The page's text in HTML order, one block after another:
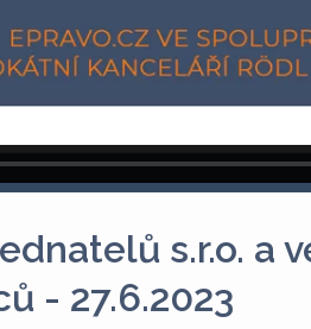
s.r.o. a
- 27.6.2023